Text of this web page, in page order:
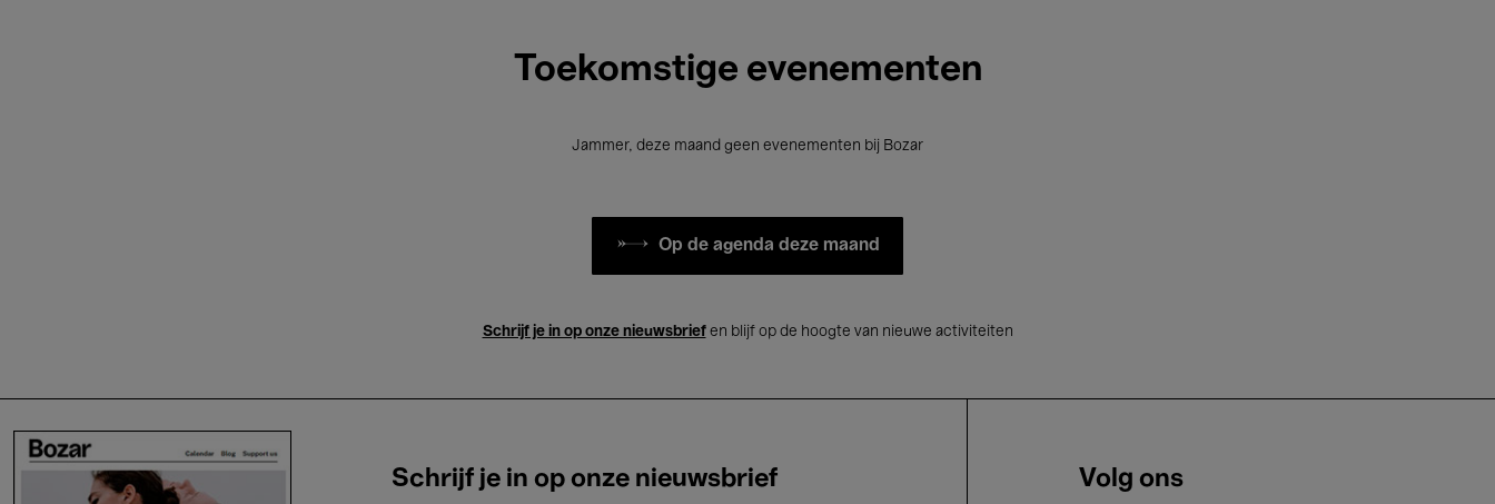
Toekomstige evenementen
Jammer, deze maand geen evenementen bij Bozar
Op de agenda deze maand
Schrijf je in op onze nieuwsbriefen blijf op de hoogte van nieuwe activiteiten
Schrijf je in op onze nieuwsbrief Volg ons